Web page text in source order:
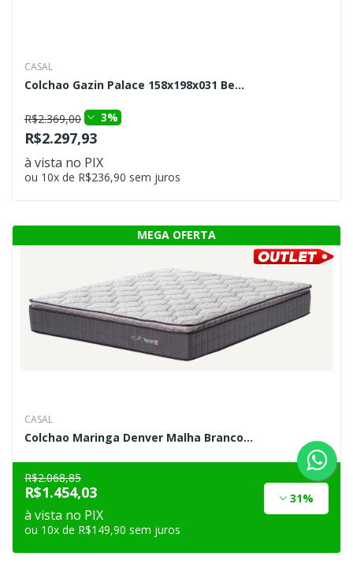
CASAL
Colchao Gazin Palace 158x198x031 Be...
R$2.369,00 3%
R$2.297,93
à vista no PIX
ou 10x de R$236,90 sem juros
CASAL
Colchao Maringa Denver Malha Branco...
R$2.068,85
R$1.454,03 31%
à vista no PIX
ou 10x de R$149,90 sem juros